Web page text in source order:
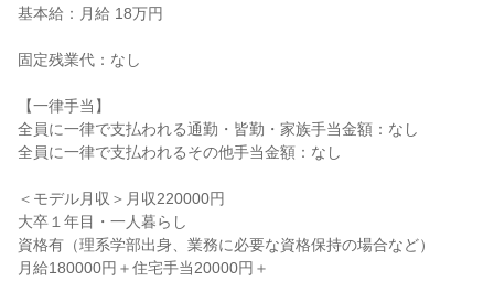
基本給：月給 18万円
固定残業代：なし
【一律手当】
全員に一律で支払われる通勤・皆勤・家族手当金額：なし
全員に一律で支払われるその他手当金額：なし
＜モデル月収＞月収220000円
大卒１年目・一人暮らし
資格有（理系学部出身、業務に必要な資格保持の場合など）
月給180000円＋住宅手当20000円＋